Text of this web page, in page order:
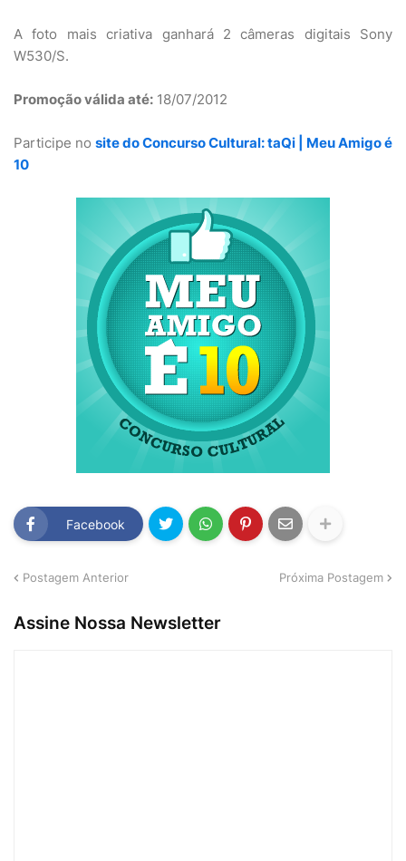
A foto mais criativa ganhará 2 câmeras digitais Sony
W530/S.
Promoção válida até: 18/07/2012
Participe no site do Concurso Cultural: taQi | Meu Amigo é
10
Facebook
Postagem Anterior Próxima Postagem
Assine Nossa Newsletter